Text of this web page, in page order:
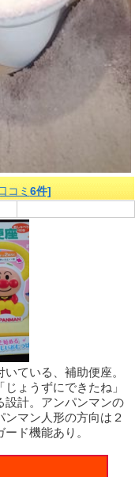
コミ6件]
ている、補助便座。
ょうずにできたね」
設計。アンパンマンの
マン人形の方向は２
ド機能あり。